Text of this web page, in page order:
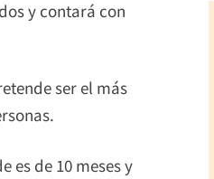
y contará con
ser el más
es de 10 meses y